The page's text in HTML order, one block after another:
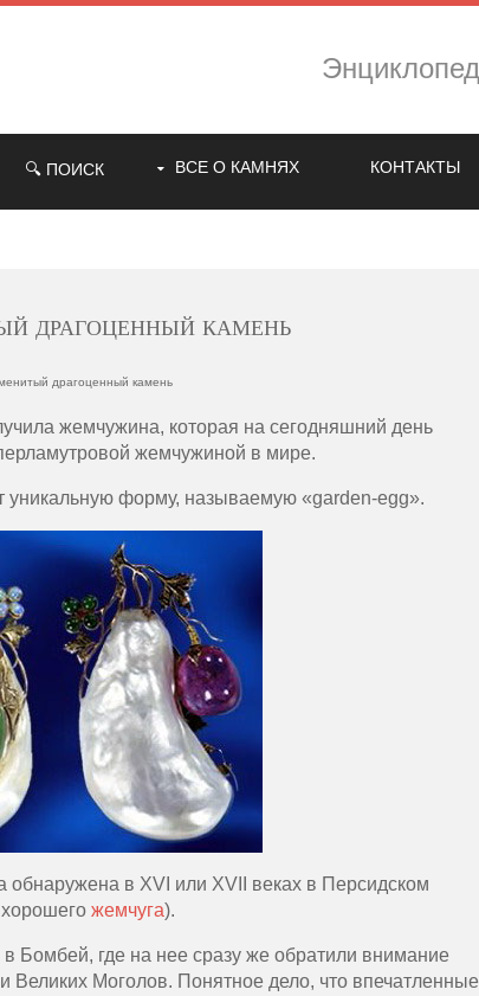
🔍 ПОИСК ВСЕ О КАМНЯХ КОНТАКТЫ
драгоценный камень
драгоценный камень
жемчужина, которая на сегодняшний день
жемчужиной в мире.
уникальную форму, называемую «garden-egg».
обнаружена в XVI или XVII веках в Персидском
жемчуга).
Бомбей, где на нее сразу же обратили внимание
Великих Моголов. Понятное дело, что впечатленные